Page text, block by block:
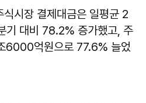
시장 결제대금은 일평균 2
기 대비 78.2% 증가했고, 주
6000억원으로 77.6% 늘었